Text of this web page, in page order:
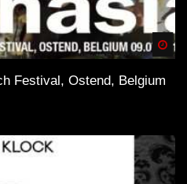
Festival, Ostend, Belgium